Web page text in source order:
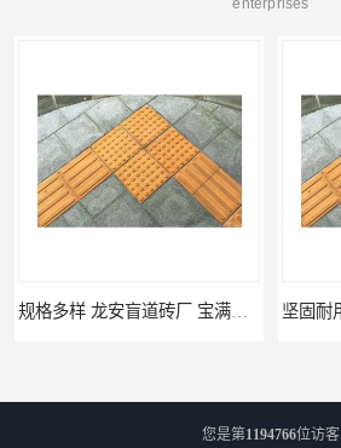
enterprises
规格多样 龙安盲道砖厂 宝满建材
您是第1194766位访客